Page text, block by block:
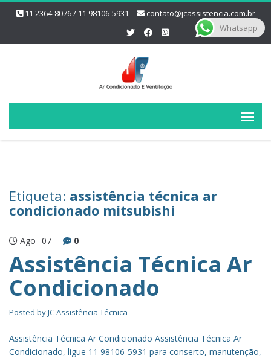
11 2364-8076 / 11 98106-5931 contato@jcassistencia.com.br
Etiqueta: assistência técnica ar
condicionado mitsubishi
Ago 07 0
Assistência Técnica Ar
Condicionado
Posted byJC Assistência Técnica
Assistência Técnica Ar Condicionado Assistência Técnica Ar
Condicionado, ligue 11 98106-5931 para conserto, manutenção,
Whatsapp